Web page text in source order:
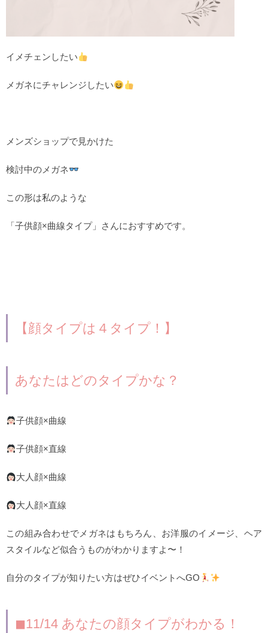
イメチェンしたい
メガネにチャレンジしたい
メンズショップで見かけた
検討中のメガネ
この形は私のような
「子供顔×曲線タイプ」さんにおすすめです。
【顔タイプは４タイプ！】
あなたはどのタイプかな？
子供顔×曲線
子供顔×直線
大人顔×曲線
大人顔×直線
この組み合わせでメガネはもちろん、お洋服のイメージ、ヘア
スタイルなど似合うものがわかりますよ〜！
自分のタイプが知りたい方はぜひイベントへGO
◼︎11/14 あなたの顔タイプがわかる！